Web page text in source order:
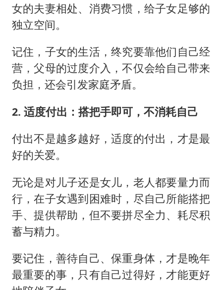
女的夫妻相处、消费习惯，给子女足够的
独立空间。
记住，子女的生活，终究要靠他们自己经
营，父母的过度介入，不仅会给自己带来
负担，还会引发家庭矛盾。
2. 适度付出：搭把手即可，不消耗自己
付出不是越多越好，适度的付出，才是最
好的关爱。
无论是对儿子还是女儿，老人都要量力而
行，在子女遇到困难时，尽自己所能搭把
手、提供帮助，但不要拼尽全力、耗尽积
蓄与精力。
要记住，善待自己、保重身体，才是晚年
最重要的事，只有自己过得好，才能更好